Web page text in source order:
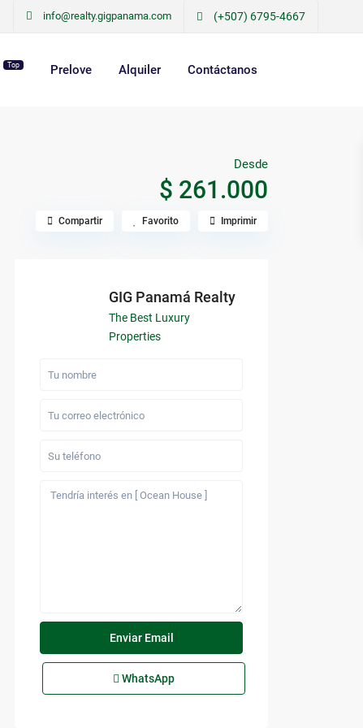
info@realty.gigpanama.com (+507) 6795-4667
Top Prelove Alquiler Contáctanos
Desde
$ 261.000
Compartir Favorito Imprimir
GIG Panamá Realty
The Best Luxury
Properties
WhatsApp